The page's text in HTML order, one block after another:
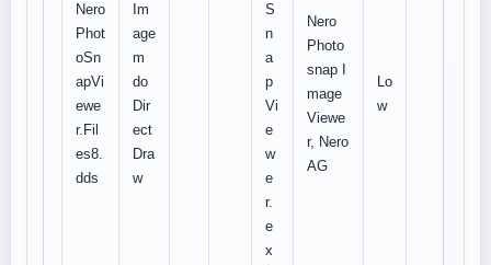
Nero
Phot
oSn
apVi
ewe
r.Fil
es8.
dds
Im
age
m
do
Dir
ect
Dra
w
S
n
a
p
Vi
e
w
e
r.
e
x
Nero
Photo
snap I
mage
Viewe
r, Nero
AG
Lo
w